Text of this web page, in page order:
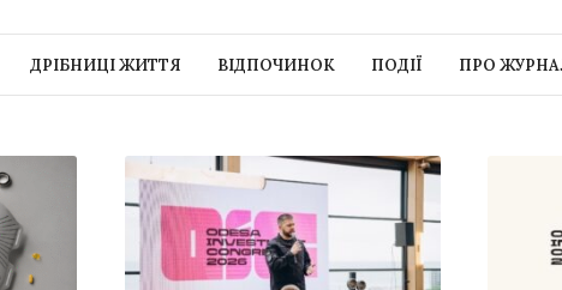
ДРІБНИЦІ ЖИТТЯ ВІДПОЧИНОК ПОДІЇ ПРО